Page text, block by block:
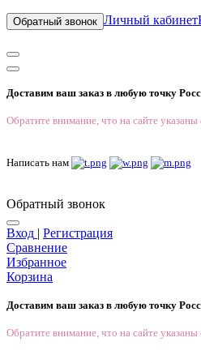
Обратный звонок Личный кабинет
Доставим ваш заказ в любую точку
Обратите внимание, что на сайте
Написать нам
Обратный звонок
Вход | Регистрация
Сравнение
Избранное
Корзина
Доставим ваш заказ в любую точку
Обратите внимание, что на сайте